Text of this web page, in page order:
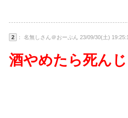
2 ： 名無しさん＠おーぷん 23/09/30(土)
酒やめたら死ん